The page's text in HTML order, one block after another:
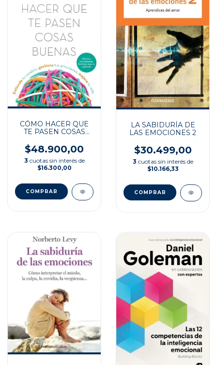
CÓMO HACER QUE
TE PASEN COSAS
$48.900,00
3 cuotas sin interés de
$16.300,00
LA SABIDURÍA DE
LAS EMOCIONES 2
$30.499,00
3 cuotas sin interés de
$10.166,33